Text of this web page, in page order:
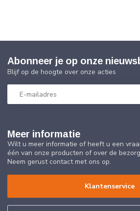
Meer informatie
Wilt u meer informatie of heeft u een
één van onze producten of over de
Neem gerust contact met ons op.
Klantenservice
Abonneer je op onze
Blijf op de hoogte over onze acties